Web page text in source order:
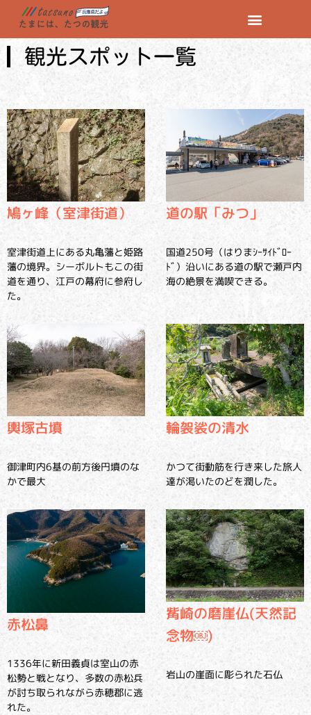
観光スポット一覧
鳩ヶ峰（室津街道）
室津街道上にある丸亀藩と姫路
藩の境界。シーボルトもこの街
道を通り、江戸の幕府に参府し
た。
道の駅「みつ」
国道250号（はりまｼｰｻｲﾄﾞﾛｰ
ﾄﾞ）沿いにある道の駅で瀬戸内
海の絶景を満喫できる。
輿塚古墳
御津町内6基の前方後円墳のな
かで最大
輪袈裟の清水
かつて街動筋を行き来した旅人
達が渇いたのどを潤した。
赤松鼻
1336年に新田義貞は室山の赤
松勢と戦となり、多数の赤松兵
が討ち取られながら赤穂郡に逃
れた。
觜崎の磨崖仏(天然記
念物￼)
岩山の崖面に彫られた石仏